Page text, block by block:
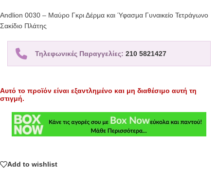
Andlion 0030 – Μαύρο Γκρι Δέρμα και Ύφασμα Γυναικείο Τετράγωνο
Σακίδιο Πλάτης
Τηλεφωνικές Παραγγελίες: 210 5821427
Αυτό το προϊόν είναι εξαντλημένο και μη διαθέσιμο αυτή τη
στιγμή.
Add to wishlist